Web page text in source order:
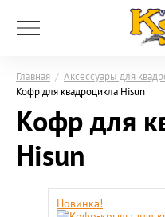
Главная / Аксессуары для
Кофр для квадроцикла Hisun
Кофр для
Hisun
Новинка!